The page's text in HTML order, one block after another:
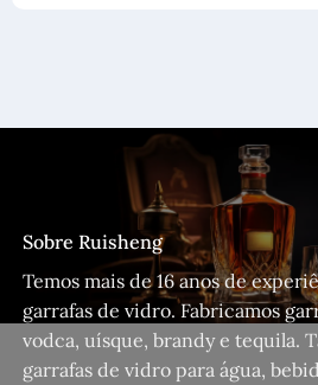
Sobre Ruisheng
Temos mais de 16 anos de
garrafas de vidro. Fabricamos
vodca, uísque, brandy e tequila.
garrafas de vidro para água,